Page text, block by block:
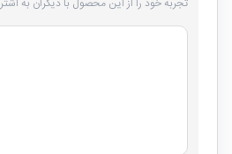
تجربه خود را از این محصول با دیگران به